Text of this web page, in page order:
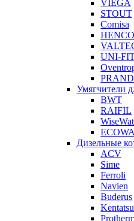
VIEGA
STOUT
Comisa
HENCO
UNI-
Умягчители
BWT
RAIFIL
Дизельные
ACV
Sime
Ferroli
Navien
Buderus
Kentatsu